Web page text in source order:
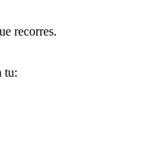
recorres.
tu: